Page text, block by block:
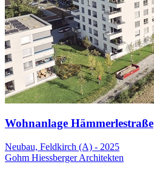
Wohnanlage Hämmerlestraße
Neubau, Feldkirch (A) - 2025
Gohm Hiessberger Architekten